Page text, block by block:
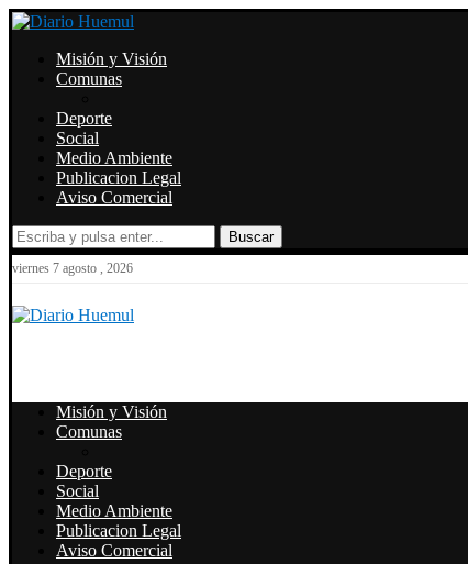
Misión y Visión
Comunas
Deporte
Social
Medio Ambiente
Publicacion Legal
Aviso Comercial
Buscar
viernes 7 agosto , 2026
Misión y Visión
Comunas
Deporte
Social
Medio Ambiente
Publicacion Legal
Aviso Comercial